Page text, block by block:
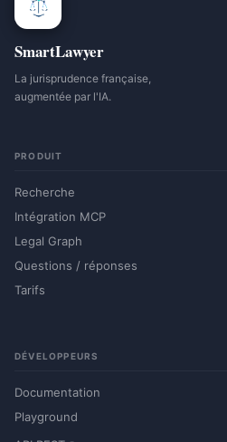
SmartLawyer
La jurisprudence française,
augmentée par l'IA.
PRODUIT
Recherche
Intégration MCP
Legal Graph
Questions / réponses
Tarifs
DÉVELOPPEURS
Documentation
Playground